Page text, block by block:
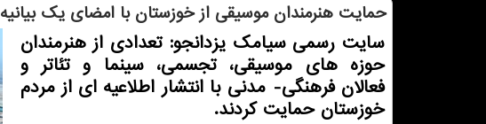
حمایت هنرمندان موسیقی از خوزستان با امضای یك بیانیه
سایت رسمی سیامک یزدانجو: تعدادی از هنرمندان
حوزه های موسیقی، تجسمی، سینما و تئاتر و
فعالان فرهنگی- مدنی با انتشار اطلاعیه ای از مردم
خوزستان حمایت کردند.